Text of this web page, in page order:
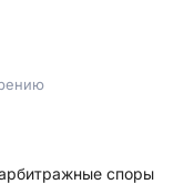
споры